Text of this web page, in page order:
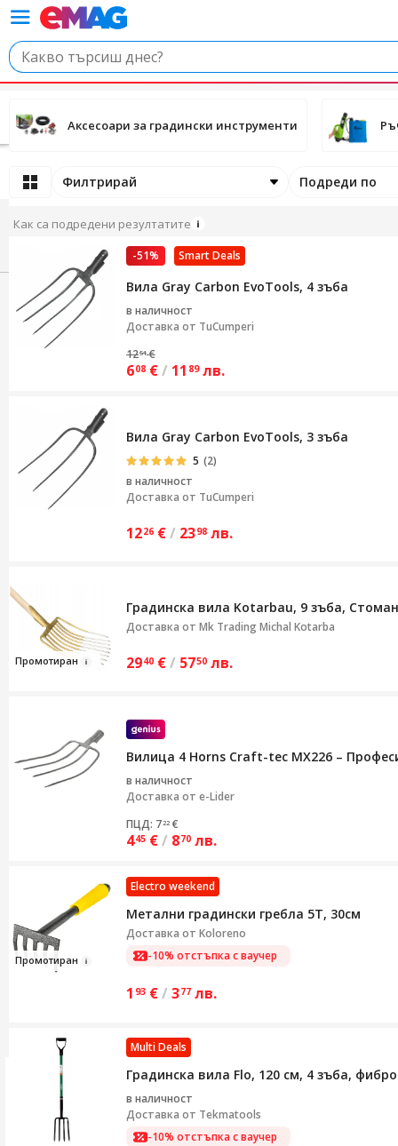
Аксесоари за градински инструменти
Филтрирай Подреди по
Как са подредени резултатите
Smart Deals
-51%
Вила Gray Carbon EvoTools, 4 зъба
в наличност
Доставка от TuCumperi
1251 €
608 €/ 11 89 лв.
Вила Gray Carbon EvoTools, 3 зъба
5 (2)
в наличност
Доставка от TuCumperi
1226 €/ 2398 лв.
Промотиран
Градинска вила Kotarbau, 9 зъба,
Доставка от Mk Trading Michal Kotarba
2940 €/ 5750 лв.
Вилица 4 Horns Craft-tec MX226 –
в наличност
Доставка от e-Lider
ПЦД: 722 €
445 €/ 870 лв.
Промотиран
Electro weekend
Метални градински гребла 5Т, 30см
Доставка от Koloreno
-10% отстъпка с ваучер
1 93 €/ 377 лв.
Multi Deals
Градинска вила Flo, 120 см, 4 зъба,
в наличност
Доставка от Tekmatools
-10% отстъпка с ваучер